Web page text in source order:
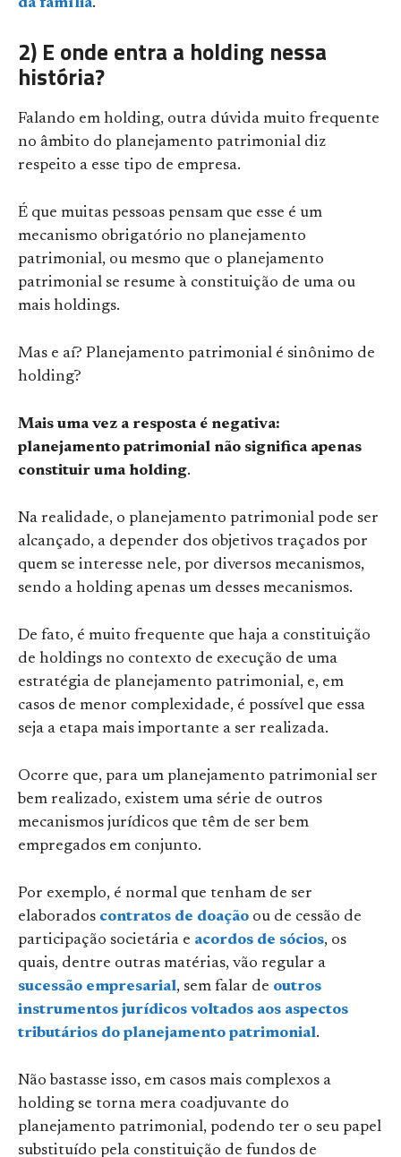
da família.
2) E onde entra a holding nessa
história?
Falando em holding, outra dúvida muito frequente
no âmbito do planejamento patrimonial diz
respeito a esse tipo de empresa.
É que muitas pessoas pensam que esse é um
mecanismo obrigatório no planejamento
patrimonial, ou mesmo que o planejamento
patrimonial se resume à constituição de uma ou
mais holdings.
Mas e aí? Planejamento patrimonial é sinônimo de
holding?
Mais uma vez a resposta é negativa:
planejamento patrimonial não significa apenas
constituir uma holding.
Na realidade, o planejamento patrimonial pode ser
alcançado, a depender dos objetivos traçados por
quem se interesse nele, por diversos mecanismos,
sendo a holding apenas um desses mecanismos.
De fato, é muito frequente que haja a constituição
de holdings no contexto de execução de uma
estratégia de planejamento patrimonial, e, em
casos de menor complexidade, é possível que essa
seja a etapa mais importante a ser realizada.
Ocorre que, para um planejamento patrimonial ser
bem realizado, existem uma série de outros
mecanismos jurídicos que têm de ser bem
empregados em conjunto.
Por exemplo, é normal que tenham de ser
elaborados contratos de doação ou de cessão de
participação societária e acordos de sócios, os
quais, dentre outras matérias, vão regular a
sucessão empresarial, sem falar de outros
instrumentos jurídicos voltados aos aspectos
tributários do planejamento patrimonial.
Não bastasse isso, em casos mais complexos a
holding se torna mera coadjuvante do
planejamento patrimonial, podendo ter o seu papel
substituído pela constituição de fundos de